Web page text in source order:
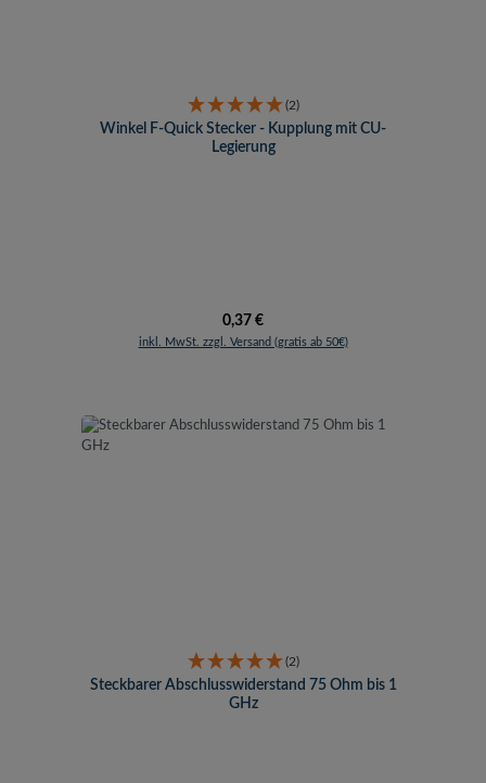
(2)
Winkel F-Quick Stecker - Kupplung mit CU-
Legierung
Regulärer Preis:
0,37 €
inkl. MwSt. zzgl. Versand (gratis ab 50€)
(2)
Steckbarer Abschlusswiderstand 75 Ohm bis 1
GHz